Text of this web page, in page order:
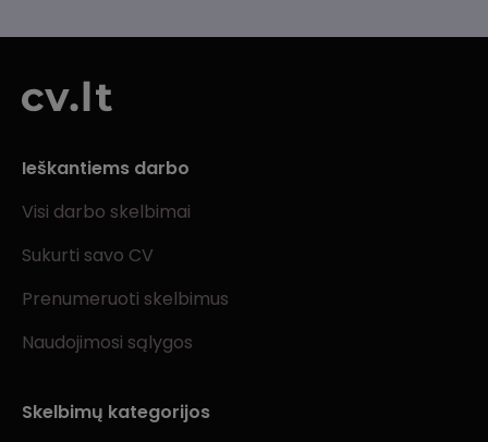
Ieškantiems darbo
Visi darbo skelbimai
Sukurti savo CV
Prenumeruoti skelbimus
Naudojimosi sąlygos
Skelbimų kategorijos